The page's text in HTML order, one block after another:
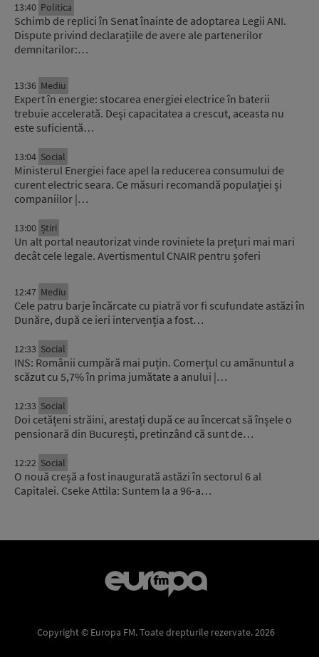
13:40 Politica
Schimb de replici în Senat înainte de adoptarea Legii ANI.
Dispute privind declarațiile de avere ale partenerilor
demnitarilor:…
13:36 Mediu
Expert în energie: stocarea energiei electrice în baterii
trebuie accelerată. Deși capacitatea a crescut, aceasta nu
este suficientă…
13:04 Social
Ministerul Energiei face apel la reducerea consumului de
curent electric seara. Ce măsuri recomandă populației și
companiilor |…
13:00 Știri
Un alt portal neautorizat vinde roviniete la prețuri mai mari
decât cele legale. Avertismentul CNAIR pentru șoferi
12:47 Mediu
Cele patru barje încărcate cu piatră vor fi scufundate astăzi în
Dunăre, după ce ieri intervenția a fost…
12:33 Social
INS: Românii cumpără mai puțin. Comerțul cu amănuntul a
scăzut cu 5,7% în prima jumătate a anului |…
12:33 Social
Doi cetățeni străini, arestați după ce au încercat să înșele o
pensionară din București, pretinzând că sunt de…
12:22 Social
O nouă creșă a fost inaugurată astăzi în sectorul 6 al
Capitalei. Cseke Attila: Suntem la a 96-a…
Copyright © Europa FM. Toate drepturile rezervate. 2026